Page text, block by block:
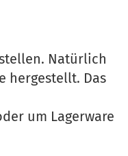
Natürlich
hergestellt. Das
um Lagerware